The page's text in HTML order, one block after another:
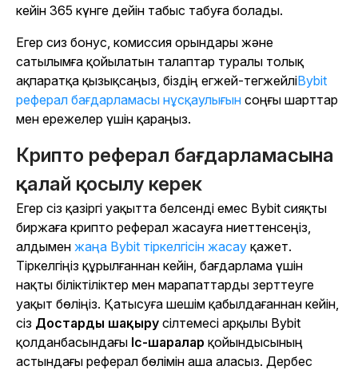
кейін 365 күнге дейін табыс табуға болады.
Егер сиз бонус, комиссия орындары және
сатылымға қойылатын талаптар туралы толық
ақпаратқа қызықсаңыз, біздің егжей-тегжейліBybit
реферал бағдарламасы нұсқаулығын соңғы шарттар
мен ережелер үшін қараңыз.
Крипто реферал бағдарламасына
қалай қосылу керек
Егер сіз қазіргі уақытта белсенді емес Bybit сияқты
биржаға крипто реферал жасауға ниеттенсеңіз,
алдымен жаңа Bybit тіркелгісін жасау қажет.
Тіркелгіңіз құрылғаннан кейін, бағдарлама үшін
нақты біліктіліктер мен марапаттарды зерттеуге
уақыт бөліңіз. Қатысуға шешім қабылдағаннан кейін,
сіз Достарды шақыру сілтемесі арқылы Bybit
қолданбасындағы Іс-шаралар қойындысының
астындағы реферал бөлімін аша аласыз. Дербес